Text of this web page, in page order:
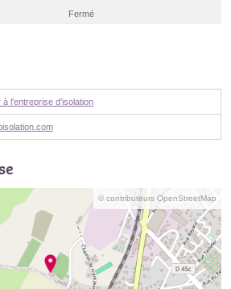
Fermé
à l'entreprise d'isolation
© contributeurs OpenStreetMap